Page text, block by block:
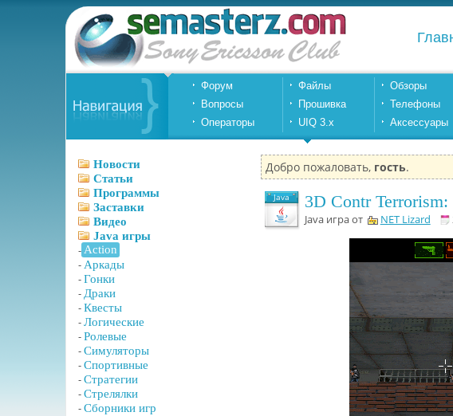
Форум
Вопросы
Операторы
Файлы
Прошивка
UIQ 3.x
Обзоры
Телефоны
Аксессуары
Добро пожаловать, гость.
Java 3D Contr Terrorism:
Java игра от NET Lizard
Новости
Статьи
Программы
Заставки
Видео
Java игры
- Action
- Аркады
-Гонки
- Драки
-Квесты
-Логические
-Ролевые
-Симуляторы
-Спортивные
-Стратегии
-Стрелялки
-Сборники игр